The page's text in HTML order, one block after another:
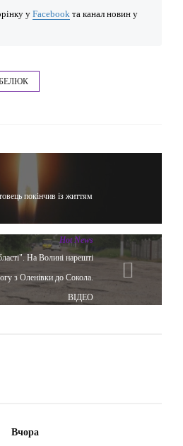
у Facebook та канал новин у
покінчив із життям
Hot News
На Волині нарешті
з Оленівки до Сокола.
ВІДЕО
Вчора